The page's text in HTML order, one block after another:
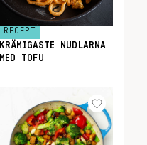
RECEPT
KRÄMIGASTE NUDLARNA
MED TOFU